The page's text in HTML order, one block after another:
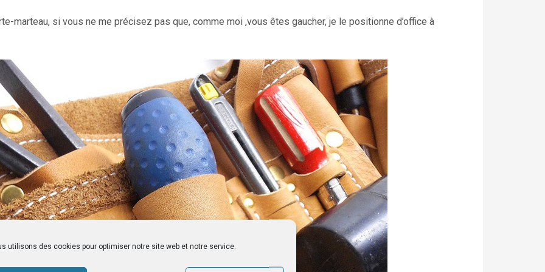
utilisons des cookies pour optimiser notre site web et notre service.
marteau, si vous ne me précisez pas que, comme moi ,vous êtes gaucher, je le positionne d’office à